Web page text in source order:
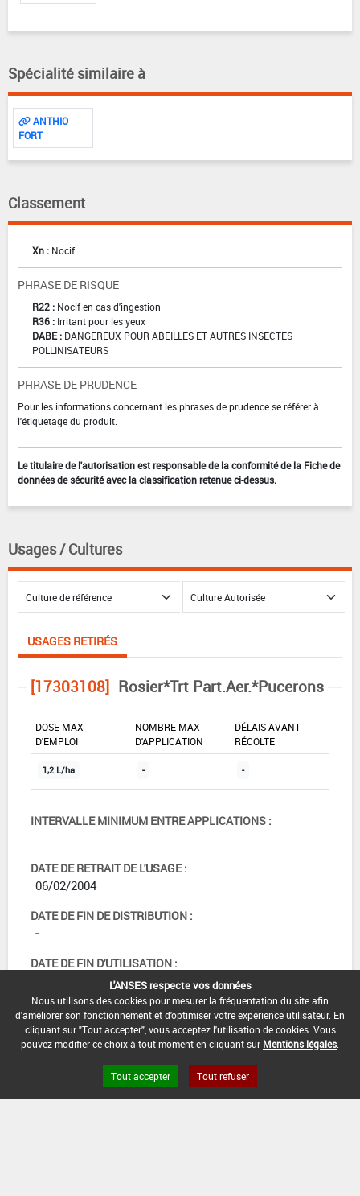
Spécialité similaire à
ANTHIO
FORT
Classement
Xn : Nocif
PHRASE DE RISQUE
R22 : Nocif en cas d'ingestion
R36 : Irritant pour les yeux
DABE : DANGEREUX POUR ABEILLES ET AUTRES INSECTES
POLLINISATEURS
PHRASE DE PRUDENCE
Pour les informations concernant les phrases de prudence se référer à
l'étiquetage du produit.
Le titulaire de l'autorisation est responsable de la conformité de la Fiche de
données de sécurité avec la classification retenue ci-dessus.
Usages / Cultures
USAGES RETIRÉS
[17303108] Rosier*Trt Part.Aer.*Pucerons
DOSE MAX
D'EMPLOI
NOMBRE MAX
D'APPLICATION
DÉLAIS AVANT
RÉCOLTE
1,2 L/ha - -
INTERVALLE MINIMUM ENTRE APPLICATIONS :
-
DATE DE RETRAIT DE L'USAGE :
06/02/2004
DATE DE FIN DE DISTRIBUTION :
-
DATE DE FIN D'UTILISATION :
L'ANSES respecte vos données
Nous utilisons des cookies pour mesurer la fréquentation du site afin
d'améliorer son fonctionnement et d'optimiser votre expérience utilisateur. En
cliquant sur "Tout accepter", vous acceptez l'utilisation de cookies. Vous
pouvez modifier ce choix à tout moment en cliquant sur Mentions légales
Tout accepter Tout refuser